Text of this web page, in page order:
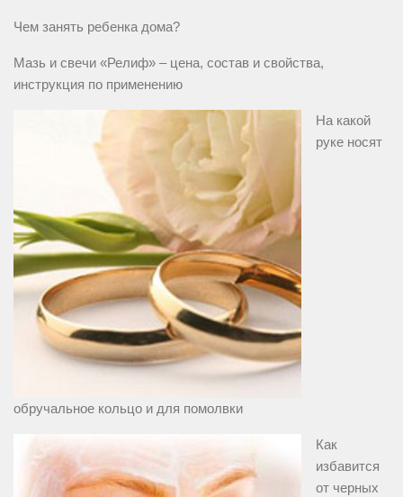
Чем занять ребенка дома?
Мазь и свечи «Релиф» – цена, состав и свойства,
инструкция по применению
На какой
руке носят
обручальное кольцо и для помолвки
Как
избавится
от черных